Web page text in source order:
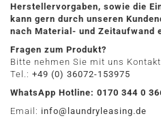
Herstellervorgaben, sowie die
kann gern durch unseren
nach Material- und Zeitaufwand
Fragen zum Produkt?
Bitte nehmen Sie mit uns
Tel.: +49 (0) 36072-153975
WhatsApp Hotline: 0170 344 0
Email: info@laundryleasing.de